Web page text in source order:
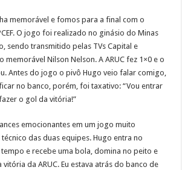
memorável e fomos para a final com o
O jogo foi realizado no ginásio do Minas
sendo transmitido pelas TVs Capital e
memorável Nilson Nelson. A ARUC fez 1×0 e o
Antes do jogo o pivô Hugo veio falar comigo,
no banco, porém, foi taxativo: “Vou entrar
o gol da vitória!”
emocionantes em um jogo muito
das duas equipes. Hugo entra no
e recebe uma bola, domina no peito e
da ARUC. Eu estava atrás do banco de